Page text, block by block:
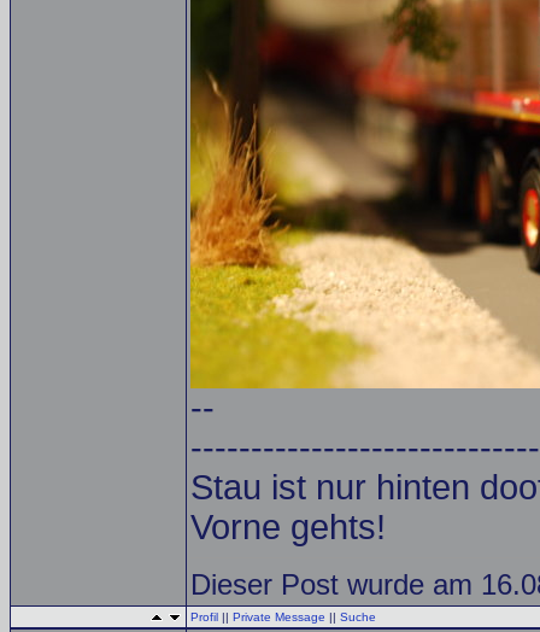
--
Stau ist nur hinten
Vorne gehts!
Dieser Post wurde am
Profil || Private Message || Suche